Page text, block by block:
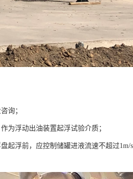
询；
为浮动出油装置起浮试验介质；
起浮前，应控制储罐进液流速不超过